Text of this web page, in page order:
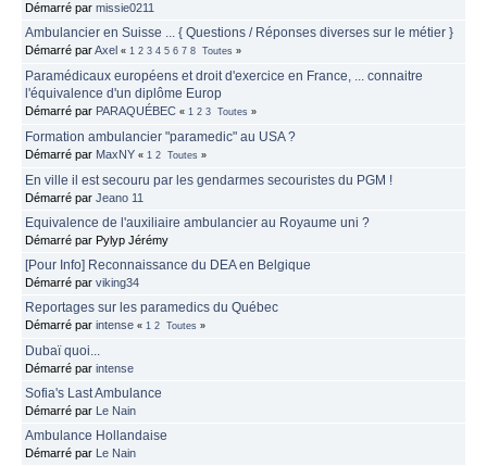
Démarré par missie0211
Ambulancier en Suisse ... { Questions / Réponses diverses sur le métier }
Démarré parAxel « 1 2 3 4 5 6 7 8 Toutes »
Paramédicaux européens et droit d'exercice en France, ... connaitre
l'équivalence d'un diplôme Europ
Démarré par PARAQUÉBEC « 1 2 3 Toutes »
Formation ambulancier "paramedic" au USA ?
Démarré par MaxNY « 1 2 Toutes »
En ville il est secouru par les gendarmes secouristes du PGM !
Démarré par Jeano 11
Equivalence de l'auxiliaire ambulancier au Royaume uni ?
Démarré par Pylyp Jérémy
[Pour Info] Reconnaissance du DEA en Belgique
Démarré par viking34
Reportages sur les paramedics du Québec
Démarré par intense « 1 2 Toutes »
Dubaï quoi...
Démarré par intense
Sofia's Last Ambulance
Démarré par Le Nain
Ambulance Hollandaise
Démarré par Le Nain